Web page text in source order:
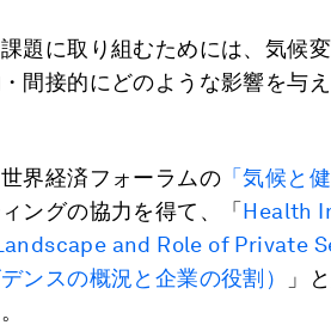
題に取り組むためには、気候
間接的にどのような影響を与
界経済フォーラムの 「気候と
ングの協力を得て、「 Health
and Role of Private
ンスの概況と企業の役割）
」